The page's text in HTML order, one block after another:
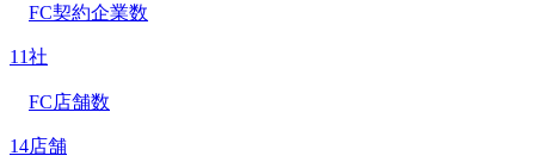
FC契約企業数
11社
FC店舗数
14店舗